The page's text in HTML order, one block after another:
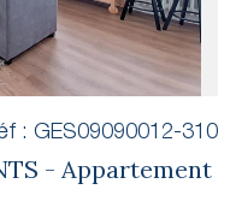
- Appartement
: GES09090012-310